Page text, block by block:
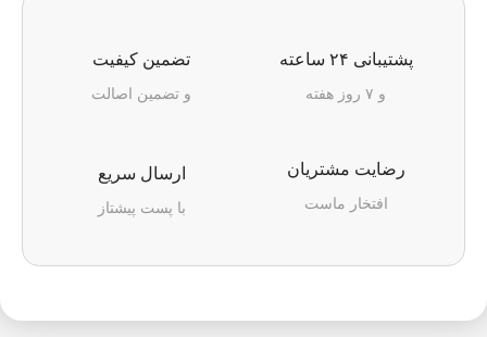
پشتیبانی ۲۴ ساعته
و ۷ روز هفته
تضمین کیفیت
و تضمین اصالت
رضایت مشتریان
افتخار ماست
ارسال سریع
با پست پیشتاز